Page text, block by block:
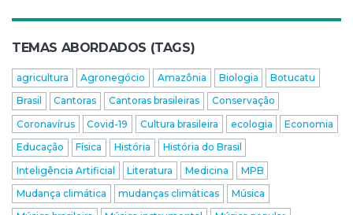
TEMAS ABORDADOS (TAGS)
agricultura Agronegócio Amazônia Biologia
Botucatu
Brasil
Cantoras Cantoras brasileiras
Conservação
Coronavírus
Covid-19 Cultura brasileira ecologia
Economia
Educação
Física História
História do Brasil
Inteligência Artificial
Literatura Medicina
MPB
Mudança climática
mudanças climáticas
Música